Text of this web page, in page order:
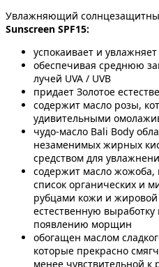
Увлажняющий
Sunscreen SPF15:
успокаивает и
обеспечивая среднюю
лучей UVA / UVB
придает Золотое
содержит масло розы,
удивительными
чудо-масло Bali Body
незаменимых жирных
средством для
содержит масло жожоба,
список органических и
рубцами кожи и
естественную выработку
появлению морщин
обогащен маслом
которые прекрасно
менее чувствительной